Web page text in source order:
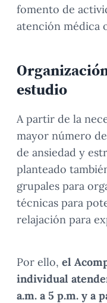
fomento de
atención médica
estudio
A partir de la
mayor número
de ansiedad y
planteado
grupales para
técnicas para
relajación para
Por ello, el
individual
a.m. a 5 p.m. y a